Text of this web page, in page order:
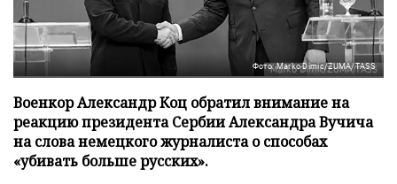
Фото: Marko Dimic/ZUMA/TASS
Военкор Александр Коц обратил внимание на
реакцию президента Сербии Александра Вучича
на слова немецкого журналиста о способах
«убивать больше русских».